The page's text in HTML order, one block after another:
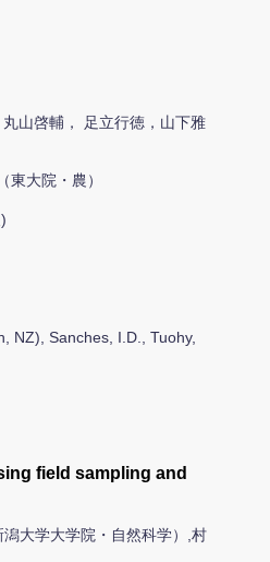
山啓輔， 足立行徳，山下雅
大院・農）
NZ), Sanches, I.D., Tuohy,
field sampling and
大学大学院・自然科学）,村